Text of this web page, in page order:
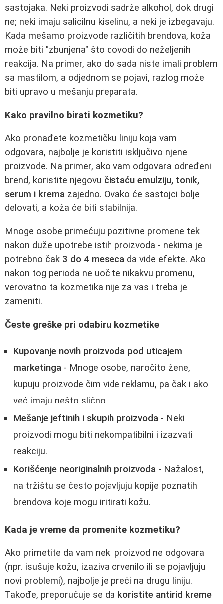
sastojaka. Neki proizvodi sadrže alkohol, dok drugi
ne; neki imaju salicilnu kiselinu, a neki je izbegavaju.
Kada mešamo proizvode različitih brendova, koža
može biti "zbunjena" što dovodi do neželjenih
reakcija. Na primer, ako do sada niste imali problem
sa mastilom, a odjednom se pojavi, razlog može
biti upravo u mešanju preparata.
Kako pravilno birati kozmetiku?
Ako pronađete kozmetičku liniju koja vam
odgovara, najbolje je koristiti isključivo njene
proizvode. Na primer, ako vam odgovara određeni
brend, koristite njegovu čistaću emulziju, tonik,
serum i krema zajedno. Ovako će sastojci bolje
delovati, a koža će biti stabilnija.
Mnoge osobe primećuju pozitivne promene tek
nakon duže upotrebe istih proizvoda - nekima je
potrebno čak 3 do 4 meseca da vide efekte. Ako
nakon tog perioda ne uočite nikakvu promenu,
verovatno ta kozmetika nije za vas i treba je
zameniti.
Česte greške pri odabiru kozmetike
Kupovanje novih proizvoda pod uticajem
marketinga - Mnoge osobe, naročito žene,
kupuju proizvode čim vide reklamu, pa čak i ako
već imaju nešto slično.
Mešanje jeftinih i skupih proizvoda - Neki
proizvodi mogu biti nekompatibilni i izazvati
reakciju.
Korišćenje neoriginalnih proizvoda - Nažalost,
na tržištu se često pojavljuju kopije poznatih
brendova koje mogu iritirati kožu.
Kada je vreme da promenite kozmetiku?
Ako primetite da vam neki proizvod ne odgovara
(npr. isušuje kožu, izaziva crvenilo ili se pojavljuju
novi problemi), najbolje je preći na drugu liniju.
Takođe, preporučuje se da koristite antirid kreme